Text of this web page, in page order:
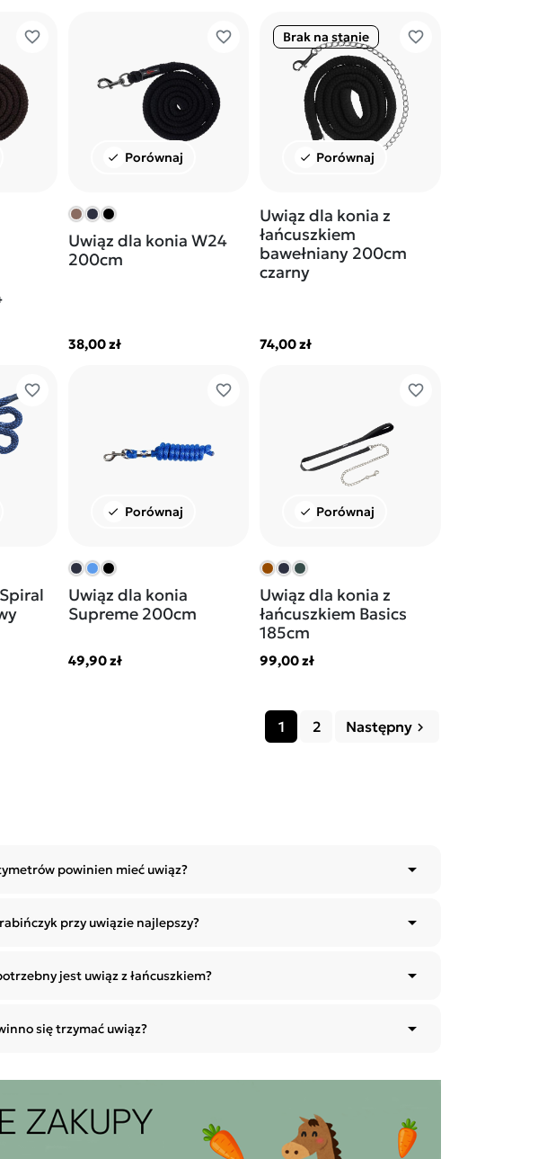
favorite_border favorite_border
check Porównaj
Uwiąz dla konia W24
200cm
38,00 zł
favorite_border
check Porównaj
Brak na stanie
Uwiąz dla konia z
łańcuszkiem
bawełniany 200cm
czarny
74,00 zł
favorite_border favorite_border
check Porównaj
Uwiąz dla konia
Supreme 200cm
49,90 zł
favorite_border
check Porównaj
Uwiąz dla konia z
łańcuszkiem Basics
185cm
99,00 zł
1 2 Następny keyboard_arrow_right
powinien mieć uwiąz? 
przy uwiązie najlepszy? 
jest uwiąz z łańcuszkiem? 
się trzymać uwiąz? 